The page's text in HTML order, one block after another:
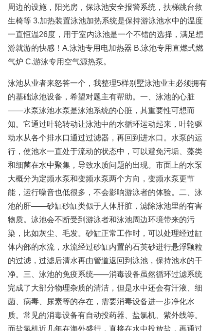
周边的设施，阳光房，保泳池安全报警系统，扶梯跳台救
生椅等 3.加热装置泳池加热系统是保持游泳池水中的温度
一直恒温26度，用于室内泳池是一个不错的选择，满足想
游就游的快感！A.泳池专用电加热器 B.泳池专用直燃式燃
气炉 C.游泳专用空气源热泵。
泳池从业者来怒答一个，我整理5样别墅泳池业主必须拥有
的基础泳池设备，希望对题主有帮助。一、泳池的心脏
——水泵泳池水泵是泳池系统的心脏，其重要性可想而
知。它通过叶轮转动让泳池中的水循环运动起来，叶轮驱
动水从各个排水口通过过滤器，再回到进水口。水泵的运
行，使池水一直处于流动的状态中，可以避免污垢、藻类
和细菌在水中聚集，导致水质问题的出现。市面上的水泵
大概分为定频水泵和变频水泵两个方向，变频水泵更节
能，运行噪音也低很多，不会影响游泳者的体验。二、泳
池的肝——砂缸砂缸类似于人体肝脏，滤除泳池里的有害
物质。泳池会不断受到游泳者和泳池周边环境带来的污
染，比如灰尘、毛发。砂缸正常工作时，可以处理经过缸
体内部的水流，水流经过砂缸内置的石英砂进行悬浮颗粒
的过滤，过滤后清水再由管道返回到泳池，保持池水的干
净。三、泳池的免疫系统——消毒设备虽然循环过滤系统
完成了大部分物理杂质的清洁，但是水中还会有汗液、细
菌、病毒、尿素等的存在，需要消毒设备进一步净化水
质。常见的消毒设备有自动投药器、盐氯机、紫外线等。
而盐氯机近几年在海外盛行，直接在水中投放盐，再通过